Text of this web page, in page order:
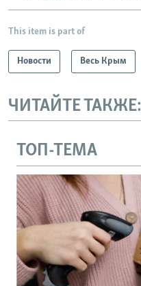
This item is part of
Новости Весь Крым
ЧИТАЙТЕ ТАКЖЕ:
ТОП-ТЕМА